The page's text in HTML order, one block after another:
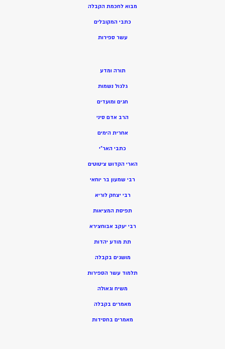
מבוא לחכמת הקבלה
כתבי המקובלים
עשר ספירות
תורה ומדע
גלגול נשמות
חגים ומועדים
הרב אדם סיני
אחרית הימים
כתבי האר”י
הארי הקדוש ציטוטים
רבי שמעון בר יוחאי
רבי יצחק לוריא
תפיסת המציאות
רבי יעקב אבוחצירא
תת מודע יהדות
מושגים בקבלה
תלמוד עשר הספירות
משיח וגאולה
מאמרים בקבלה
מאמרים בחסידות